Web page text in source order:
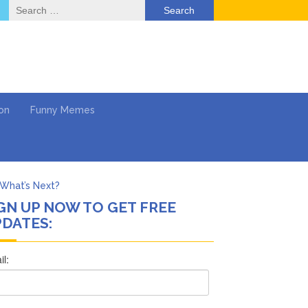
Search
for:
Funny Memes
Next?
She Forgives Him
UP NOW TO GET FREE